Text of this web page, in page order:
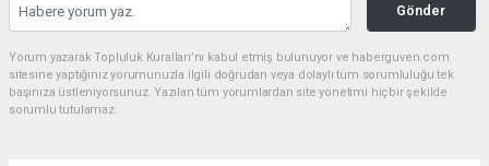
Gönder
Yorum yazarak Topluluk Kuralları’nı kabul etmiş bulunuyor ve haberguven.com
sitesine yaptığınız yorumunuzla ilgili doğrudan veya dolaylı tüm sorumluluğu tek
başınıza üstleniyorsunuz. Yazılan tüm yorumlardan site yönetimi hiçbir şekilde
sorumlu tutulamaz.